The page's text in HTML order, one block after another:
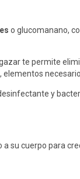
o glucomanano,
te permite
y
su cuerpo para